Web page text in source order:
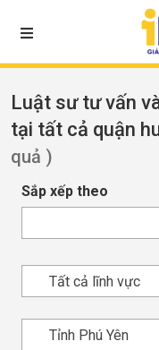
Luật sư tư vấn
tại tất cả quận
quả )
Sắp xếp theo
Tất cả lĩnh vực
Tỉnh Phú Yên